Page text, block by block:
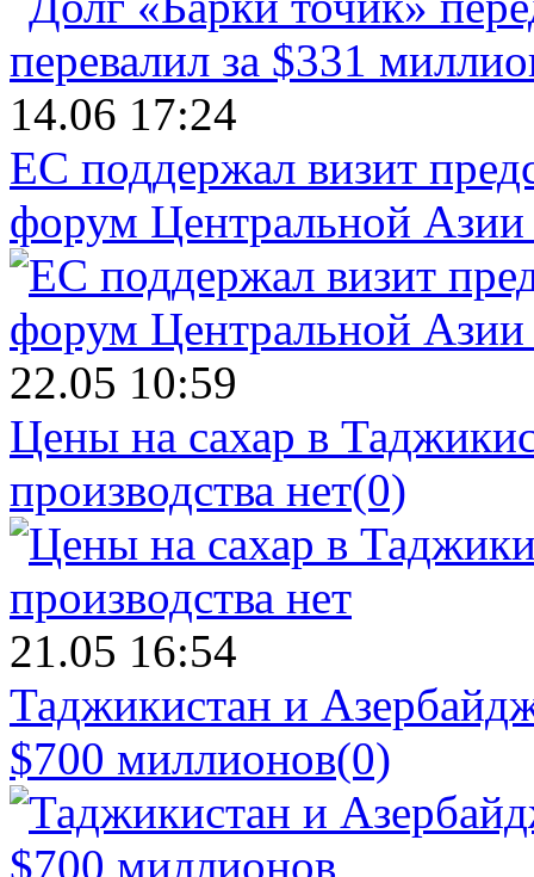
14.06 17:24
ЕС поддержал визит
форум Центральной Азии
22.05 10:59
Цены на сахар в
производства нет(0)
21.05 16:54
Таджикистан и
$700 миллионов(0)